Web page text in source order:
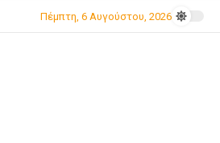
Πέμπτη, 6 Αυγούστου, 2026